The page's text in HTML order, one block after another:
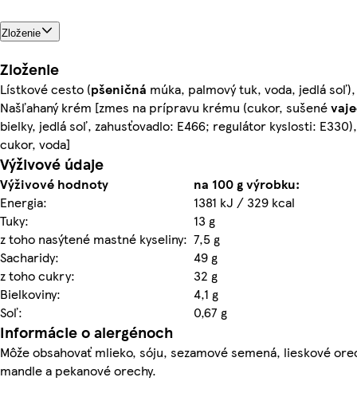
Zloženie
Zloženie
Lístkové cesto (pšeničná múka, palmový tuk, voda, jedlá soľ),
Našľahaný krém [zmes na prípravu krému (cukor, sušené
bielky, jedlá soľ, zahusťovadlo: E466; regulátor kyslosti: E330),
cukor, voda]
Výživové údaje
Výživové hodnoty
na 100 g výrobku:
Energia:
1381 kJ / 329 kcal
Tuky:
13 g
z toho nasýtené mastné kyseliny: 7,5 g
Sacharidy:
49 g
z toho cukry:
32 g
Bielkoviny:
4,1 g
Soľ:
0,67 g
Informácie o alergénoch
Môže obsahovať mlieko, sóju, sezamové semená, lieskové
mandle a pekanové orechy.